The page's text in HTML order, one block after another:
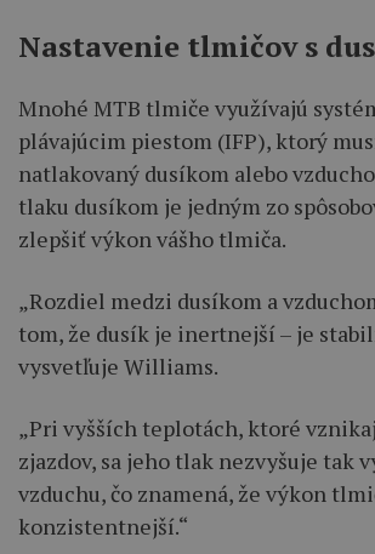
Nastavenie tlmičov s
Mnohé MTB tlmiče využívajú
plávajúcim piestom (IFP), ktorý
natlakovaný dusíkom alebo
tlaku dusíkom je jedným zo
zlepšiť výkon vášho tlmiča.
„Rozdiel medzi dusíkom a
tom, že dusík je inertnejší – je
vysvetľuje Williams.
„Pri vyšších teplotách, ktoré
zjazdov, sa jeho tlak nezvyšuje tak
vzduchu, čo znamená, že výkon
konzistentnejší.“